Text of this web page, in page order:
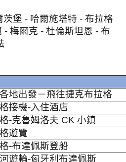
茨堡 - 哈爾施塔特 - 布拉格
- 梅爾克 - 杜倫斯坦恩 - 布
地出發－飛往捷克布拉格
接機-入住酒店
-克魯姆洛夫 CK小鎮
遊覽
-布達佩斯登船
遊輪-匈牙利布達佩斯